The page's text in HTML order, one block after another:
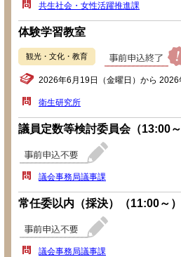
共生社会・女性活躍推進課
体験学習教室
観光・文化・教育
2026年6月19日（金曜日）から 2026
衛生研究所
議員定数等検討委員会（13:00～
議会事務局議事課
常任委以内（採決）（11:00～）
議会事務局議事課